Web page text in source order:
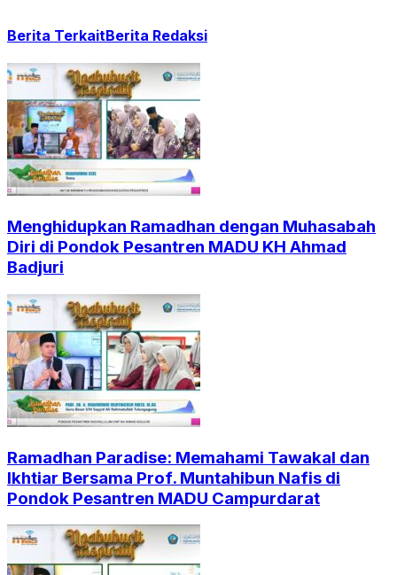
Berita TerkaitBerita Redaksi
Menghidupkan Ramadhan dengan Muhasabah
Diri di Pondok Pesantren MADU KH Ahmad
Badjuri
Ramadhan Paradise: Memahami Tawakal dan
Ikhtiar Bersama Prof. Muntahibun Nafis di
Pondok Pesantren MADU Campurdarat